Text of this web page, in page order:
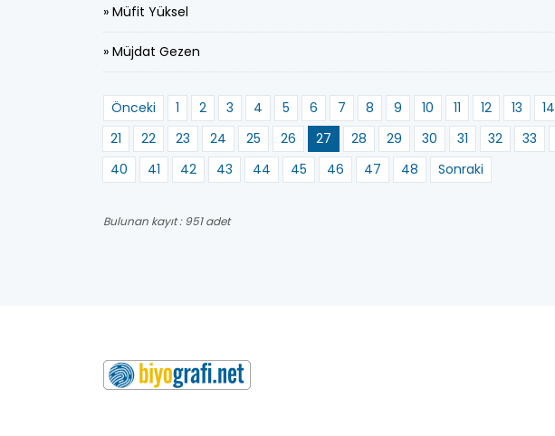
» Müfit Yüksel
» Müjdat Gezen
Önceki 1 2 3 4 5 6 7 8 9 10 11 12 13 14
21
22 23 24 25 26 27 28 29 30 31 32 33
40
41 42 43 44 45 46 47 48 Sonraki
Bulunan kayıt : 951 adet